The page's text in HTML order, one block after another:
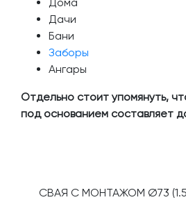
Дачи
Бани
Заборы
Ангары
Отдельно стоит упомянуть,
под основанием составляет
CBAЯ C МOHTAЖОМ Ø73